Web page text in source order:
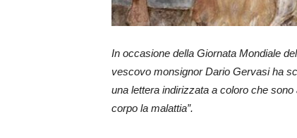
In occasione della Giornata Mondiale
vescovo monsignor Dario Gervasi ha
una lettera indirizzata a coloro che
corpo la malattia”.